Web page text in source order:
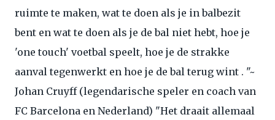
ruimte te maken, wat te doen als je in balbezit
bent en wat te doen als je de bal niet hebt, hoe je
'one touch' voetbal speelt, hoe je de strakke
aanval tegenwerkt en hoe je de bal terug wint . "~
Johan Cruyff (legendarische speler en coach van
FC Barcelona en Nederland) "Het draait allemaal